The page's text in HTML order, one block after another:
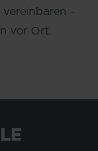
–
vor Ort.